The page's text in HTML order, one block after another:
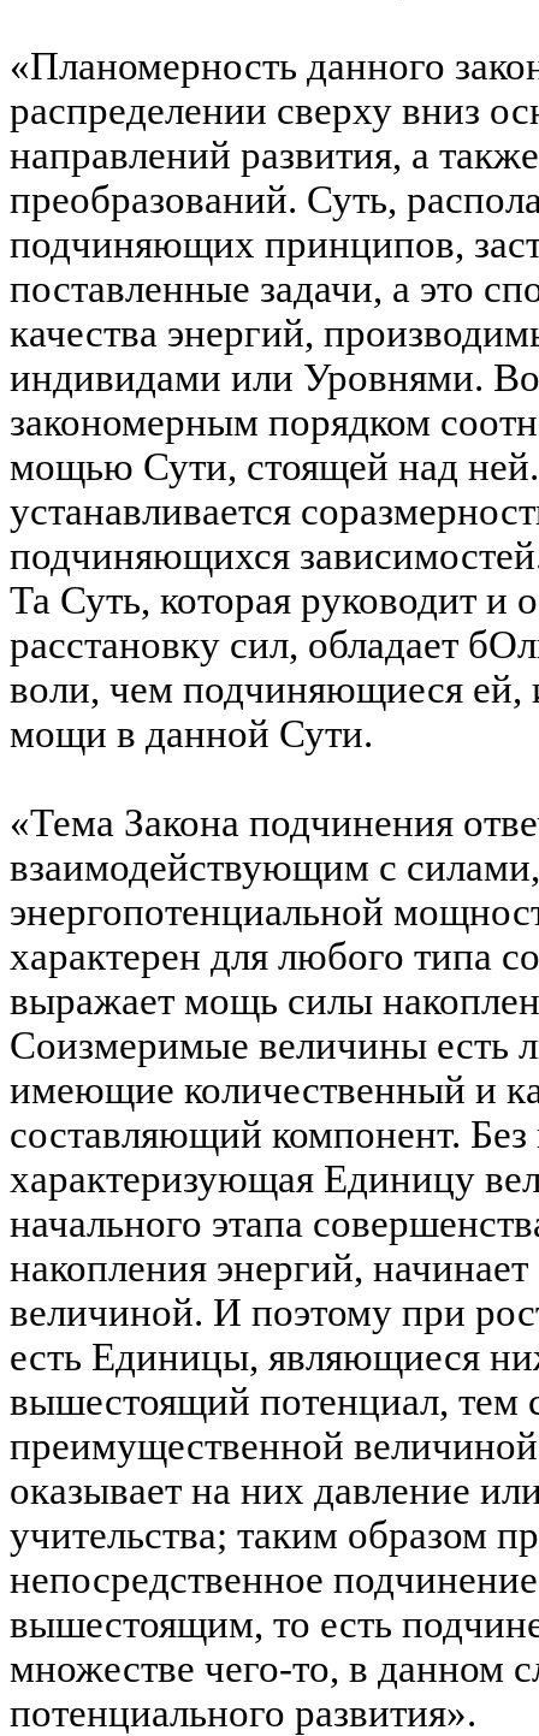
«Планомерность данного
распределении сверху вниз
направлений развития, а
преобразований. Суть,
подчиняющих принципов,
поставленные задачи, а это
качества энергий,
индивидами или Уровнями.
закономерным порядком
мощью Сути, стоящей над
устанавливается
подчиняющихся
Та Суть, которая руководит и
расстановку сил, обладает
воли, чем подчиняющиеся ей,
мощи в данной Сути.
«Тема Закона подчинения
взаимодействующим с
энергопотенциальной
характерен для любого типа
выражает мощь силы
Соизмеримые величины есть
имеющие количественный и
составляющий компонент. Без
характеризующая Единицу
начального этапа
накопления энергий,
величиной. И поэтому при
есть Единицы, являющиеся
вышестоящий потенциал, тем
преимущественной
оказывает на них давление
учительства; таким образом
непосредственное
вышестоящим, то есть
множестве чего-то, в данном
потенциального развития».